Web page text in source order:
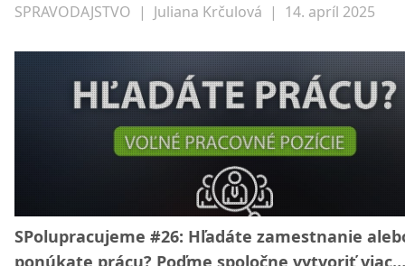
SP21. Veríme v rast nášho regiónu a chceme podporovať
vytvoriť viac príležitostí pre všetkých!
SPRAVODAJSTVO | Juliana Krčulová | 14. apríl 2025
SPolupracujeme #26: Hľadáte zamestnanie
ponúkate prácu? Poďme spoločne vytvoriť viac